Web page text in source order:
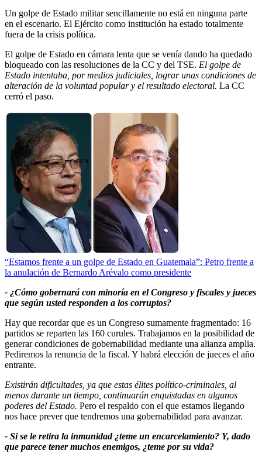
Un golpe de Estado militar sencillamente no está en ninguna parte
en el escenario. El Ejército como institución ha estado totalmente
fuera de la crisis política.
El golpe de Estado en cámara lenta que se venía dando ha quedado
bloqueado con las resoluciones de la CC y del TSE. El golpe de
Estado intentaba, por medios judiciales, lograr unas condiciones de
alteración de la voluntad popular y el resultado electoral. La CC
cerró el paso.
“Estamos frente a un golpe de Estado en Guatemala”: Petro frente a
la anulación de Bernardo Arévalo como presidente
- ¿Cómo gobernará con minoría en el Congreso y fiscales y jueces
que según usted responden a los corruptos?
Hay que recordar que es un Congreso sumamente fragmentado: 16
partidos se reparten las 160 curules. Trabajamos en la posibilidad de
generar condiciones de gobernabilidad mediante una alianza amplia.
Pediremos la renuncia de la fiscal. Y habrá elección de jueces el año
entrante.
Existirán dificultades, ya que estas élites político-criminales, al
menos durante un tiempo, continuarán enquistadas en algunos
poderes del Estado. Pero el respaldo con el que estamos llegando
nos hace prever que tendremos una gobernabilidad para avanzar.
- Si se le retira la inmunidad ¿teme un encarcelamiento? Y, dado
que parece tener muchos enemigos, ¿teme por su vida?